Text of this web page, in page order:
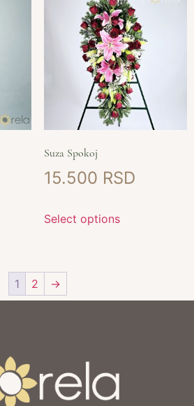
Suza Spokoj
15.500
Select options
1 2 →